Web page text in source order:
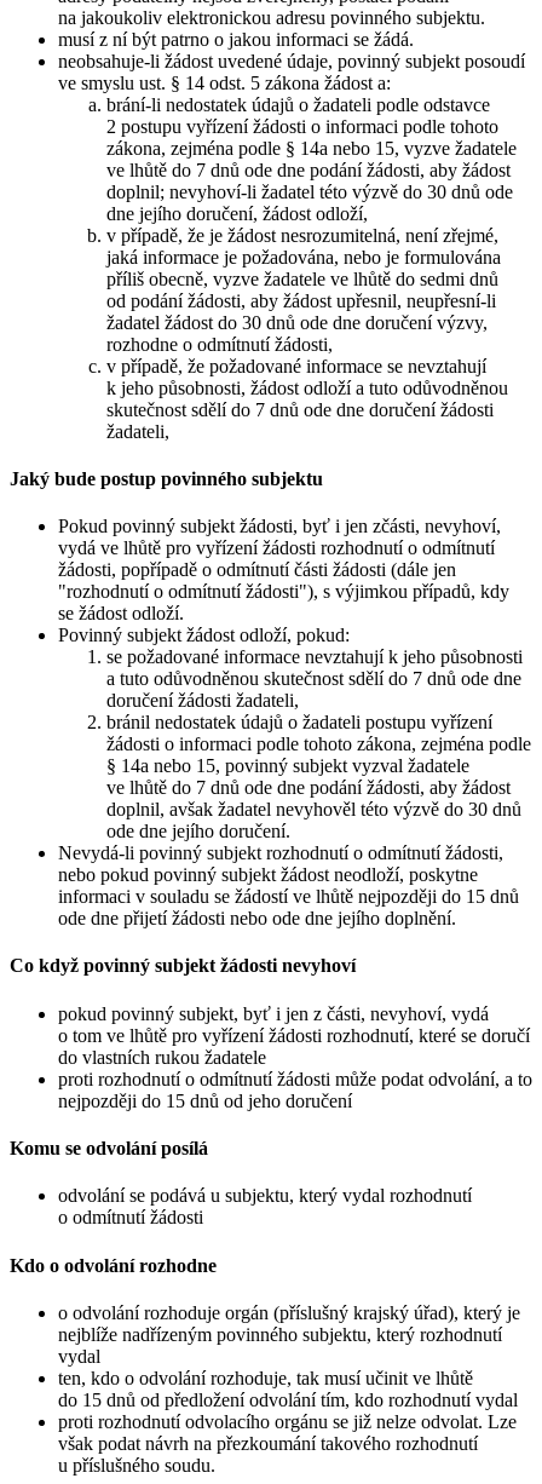
na jakoukoliv elektronickou adresu povinného subjektu.
musí z ní být patrno o jakou informaci se žádá.
neobsahuje-li žádost uvedené údaje, povinný subjekt posoudí
ve smyslu ust. § 14 odst. 5 zákona žádost a:
brání-li nedostatek údajů o žadateli podle odstavce
2 postupu vyřízení žádosti o informaci podle tohoto
zákona, zejména podle § 14a nebo 15, vyzve žadatele
ve lhůtě do 7 dnů ode dne podání žádosti, aby žádost
doplnil; nevyhoví-li žadatel této výzvě do 30 dnů ode
dne jejího doručení, žádost odloží,
v případě, že je žádost nesrozumitelná, není zřejmé,
jaká informace je požadována, nebo je formulována
příliš obecně, vyzve žadatele ve lhůtě do sedmi dnů
od podání žádosti, aby žádost upřesnil, neupřesní-li
žadatel žádost do 30 dnů ode dne doručení výzvy,
rozhodne o odmítnutí žádosti,
v případě, že požadované informace se nevztahují
k jeho působnosti, žádost odloží a tuto odůvodněnou
skutečnost sdělí do 7 dnů ode dne doručení žádosti
žadateli,
Jaký bude postup povinného subjektu
Pokud povinný subjekt žádosti, byť i jen zčásti, nevyhoví,
vydá ve lhůtě pro vyřízení žádosti rozhodnutí o odmítnutí
žádosti, popřípadě o odmítnutí části žádosti (dále jen
"rozhodnutí o odmítnutí žádosti"), s výjimkou případů, kdy
se žádost odloží.
Povinný subjekt žádost odloží, pokud:
se požadované informace nevztahují k jeho působnosti
a tuto odůvodněnou skutečnost sdělí do 7 dnů ode dne
doručení žádosti žadateli,
bránil nedostatek údajů o žadateli postupu vyřízení
žádosti o informaci podle tohoto zákona, zejména podle
§ 14a nebo 15, povinný subjekt vyzval žadatele
ve lhůtě do 7 dnů ode dne podání žádosti, aby žádost
doplnil, avšak žadatel nevyhověl této výzvě do 30 dnů
ode dne jejího doručení.
Nevydá-li povinný subjekt rozhodnutí o odmítnutí žádosti,
nebo pokud povinný subjekt žádost neodloží, poskytne
informaci v souladu se žádostí ve lhůtě nejpozději do 15 dnů
ode dne přijetí žádosti nebo ode dne jejího doplnění.
Co když povinný subjekt žádosti nevyhoví
pokud povinný subjekt, byť i jen z části, nevyhoví, vydá
o tom ve lhůtě pro vyřízení žádosti rozhodnutí, které se doručí
do vlastních rukou žadatele
proti rozhodnutí o odmítnutí žádosti může podat odvolání, a to
nejpozději do 15 dnů od jeho doručení
Komu se odvolání posílá
odvolání se podává u subjektu, který vydal rozhodnutí
o odmítnutí žádosti
Kdo o odvolání rozhodne
o odvolání rozhoduje orgán (příslušný krajský úřad), který je
nejblíže nadřízeným povinného subjektu, který rozhodnutí
vydal
ten, kdo o odvolání rozhoduje, tak musí učinit ve lhůtě
do 15 dnů od předložení odvolání tím, kdo rozhodnutí vydal
proti rozhodnutí odvolacího orgánu se již nelze odvolat. Lze
však podat návrh na přezkoumání takového rozhodnutí
u příslušného soudu.